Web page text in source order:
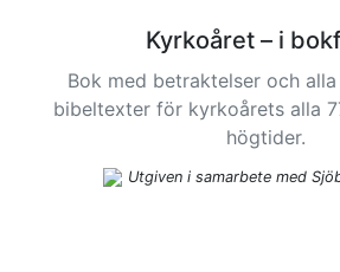
Kyrkoåret – i
Bok med betraktelser och
bibeltexter för kyrkoårets alla
högtider.
Utgiven i samarbete med